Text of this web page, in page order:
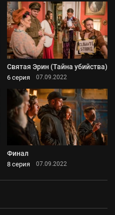
Святая Эрин (Тайна убийства)
6 серия 07.09.2022
Финал
8 серия 07.09.2022